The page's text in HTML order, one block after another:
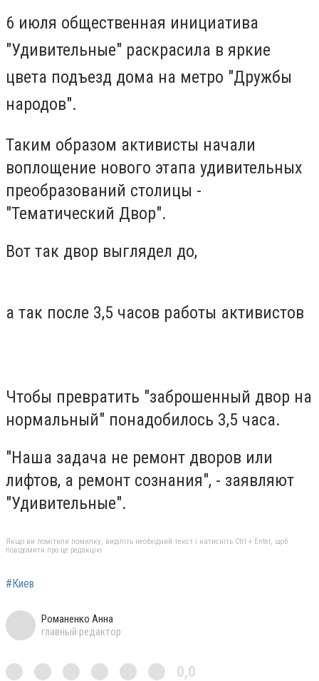
6 июля общественная инициатива
"Удивительные" раскрасила в яркие
цвета подъезд дома на метро "Дружбы
народов".
Таким образом активисты начали
воплощение нового этапа удивительных
преобразований столицы -
"Тематический Двор".
Вот так двор выглядел до,
а так после 3,5 часов работы активистов
Чтобы превратить "заброшенный двор на
нормальный" понадобилось 3,5 часа.
"Наша задача не ремонт дворов или
лифтов, а ремонт сознания", - заявляют
"Удивительные".
Якщо ви помітили помилку, виділіть необхідний текст і натисніть Ctrl + Enter, щоб
повідомити про це редакцію
#Киев
Романенко Анна
главный редактор
0,0